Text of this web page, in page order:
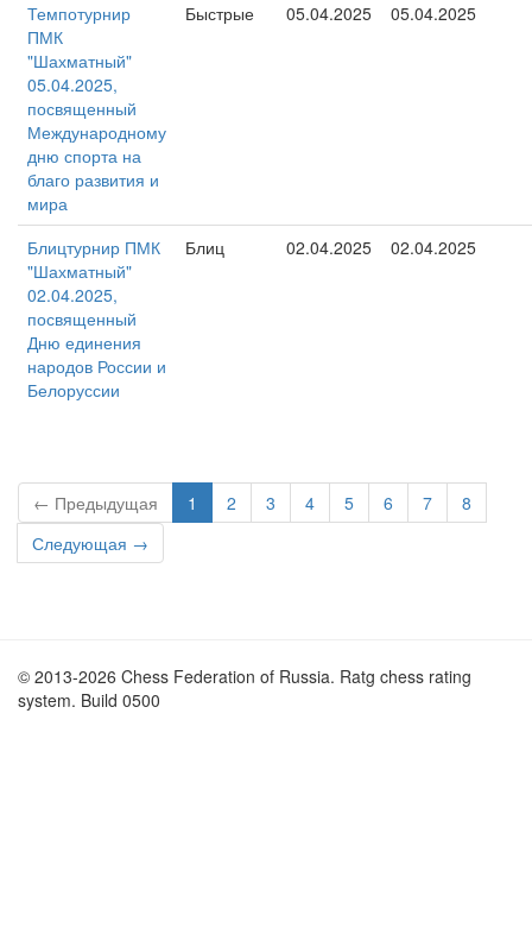
Темпотурнир
ПМК
"Шахматный"
05.04.2025,
посвященный
Международному
дню спорта на
благо развития и
мира
Быстрые 05.04.2025 05.04.2025
Блицтурнир ПМК
"Шахматный"
02.04.2025,
посвященный
Дню единения
народов России и
Белоруссии
Блиц 02.04.2025 02.04.2025
← Предыдущая 1 2 3 4 5 6 7
8
Следующая →
© 2013-2026 Chess Federation of Russia. Ratg chess rating
system. Build 0500